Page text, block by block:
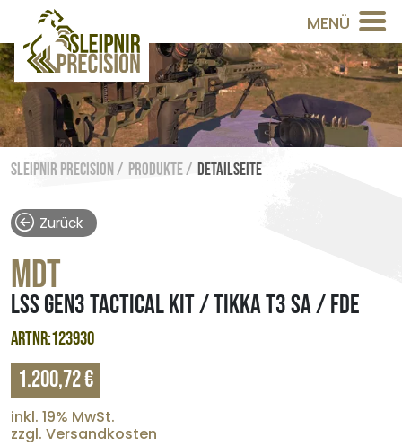
MENÜ
Sleipnir Precision / Produkte / Detailseite
Zurück
MDT
LSS GEN3 TACTICAL KIT / TIKKA T3 SA / FDE
ARTNR:123930
1.200,72 €
inkl. 19% MwSt.
zzgl. Versandkosten